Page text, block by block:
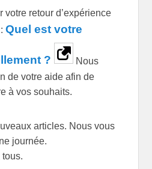
votre retour d’expérience
:Quel est votre
?
Nous
de votre aide afin de
à vos souhaits.
articles. Nous vous
journée.